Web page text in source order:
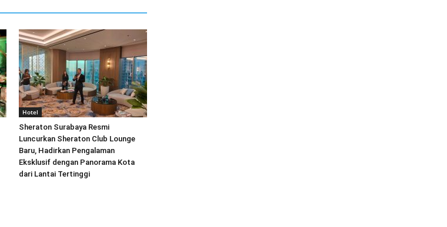
Hotel
Sheraton Surabaya Resmi
Luncurkan Sheraton Club Lounge
Baru, Hadirkan Pengalaman
Eksklusif dengan Panorama Kota
dari Lantai Tertinggi